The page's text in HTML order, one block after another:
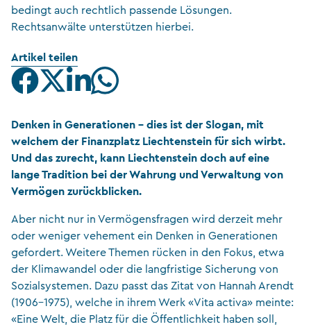
bedingt auch rechtlich passende Lösungen.
Rechtsanwälte unterstützen hierbei.
Artikel teilen
Denken in Generationen – dies ist der Slogan, mit
welchem der Finanzplatz Liechtenstein für sich wirbt.
Und das zurecht, kann Liechtenstein doch auf eine
lange Tradition bei der Wahrung und Verwaltung von
Vermögen zurückblicken.
Aber nicht nur in Vermögensfragen wird derzeit mehr
oder weniger vehement ein Denken in Generationen
gefordert. Weitere Themen rücken in den Fokus, etwa
der Klimawandel oder die langfristige Sicherung von
Sozialsystemen. Dazu passt das Zitat von Hannah Arendt
(1906–1975), welche in ihrem Werk «Vita activa» meinte:
«Eine Welt, die Platz für die Öffentlichkeit haben soll,